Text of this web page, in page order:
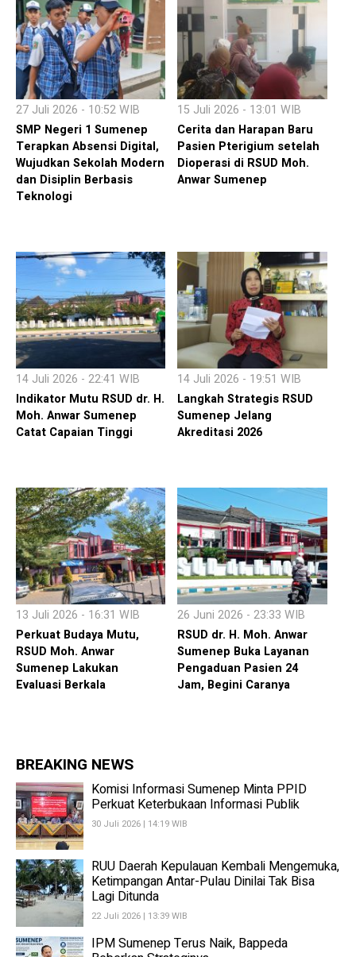
27 Juli 2026 - 10:52 WIB
SMP Negeri 1 Sumenep
Terapkan Absensi Digital,
Wujudkan Sekolah Modern
dan Disiplin Berbasis
Teknologi
15 Juli 2026 - 13:01 WIB
Cerita dan Harapan Baru
Pasien Pterigium setelah
Dioperasi di RSUD Moh.
Anwar Sumenep
14 Juli 2026 - 22:41 WIB
Indikator Mutu RSUD dr. H.
Moh. Anwar Sumenep
Catat Capaian Tinggi
14 Juli 2026 - 19:51 WIB
Langkah Strategis RSUD
Sumenep Jelang
Akreditasi 2026
13 Juli 2026 - 16:31 WIB
Perkuat Budaya Mutu,
RSUD Moh. Anwar
Sumenep Lakukan
Evaluasi Berkala
26 Juni 2026 - 23:33 WIB
RSUD dr. H. Moh. Anwar
Sumenep Buka Layanan
Pengaduan Pasien 24
Jam, Begini Caranya
BREAKING NEWS
Komisi Informasi Sumenep Minta PPID
Perkuat Keterbukaan Informasi Publik
30 Juli 2026 | 14:19 WIB
RUU Daerah Kepulauan Kembali Mengemuka,
Ketimpangan Antar-Pulau Dinilai Tak Bisa
Lagi Ditunda
22 Juli 2026 | 13:39 WIB
IPM Sumenep Terus Naik, Bappeda